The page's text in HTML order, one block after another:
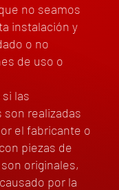
no seamos
instalación y
o no
de uso o
las
realizadas
el fabricante o
piezas de
originales,
por la